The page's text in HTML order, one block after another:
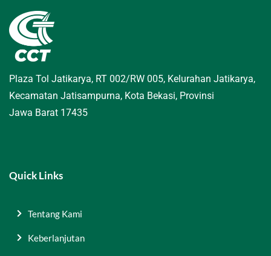
Plaza Tol Jatikarya, RT 002/RW 005, Kelurahan Jatikarya,
Kecamatan Jatisampurna, Kota Bekasi, Provinsi
Jawa Barat 17435
Quick Links
Tentang Kami
Keberlanjutan